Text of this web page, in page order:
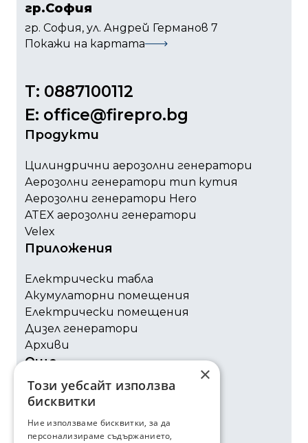
гр.София
гр. София, ул. Андрей Германов 7
Покажи на картата
T: 0887100112
Е: office@firepro.bg
Продукти
Цилиндрични аерозолни генератори
Аерозолни генератори тип кутия
Аерозолни генератори Hero
ATEX аерозолни генератори
Velex
Приложения
Електрически табла
Акумулаторни помещения
Електрически помещения
Дизел генератори
Архиви
Още
Сертификати
Околна среда
За нас
×
Този уебсайт използва
бисквитки
Ние използваме бисквитки, за да
персонализираме съдържанието,